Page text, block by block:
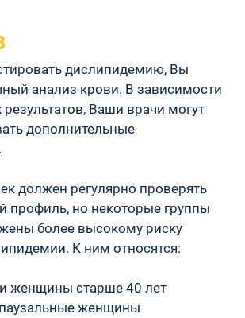
дислипидемию, Вы
анализ крови. В зависимости
Ваши врачи могут
дополнительные
должен регулярно проверять
профиль, но некоторые группы
более высокому риску
К ним относятся:
женщины старше 40 лет
женщины